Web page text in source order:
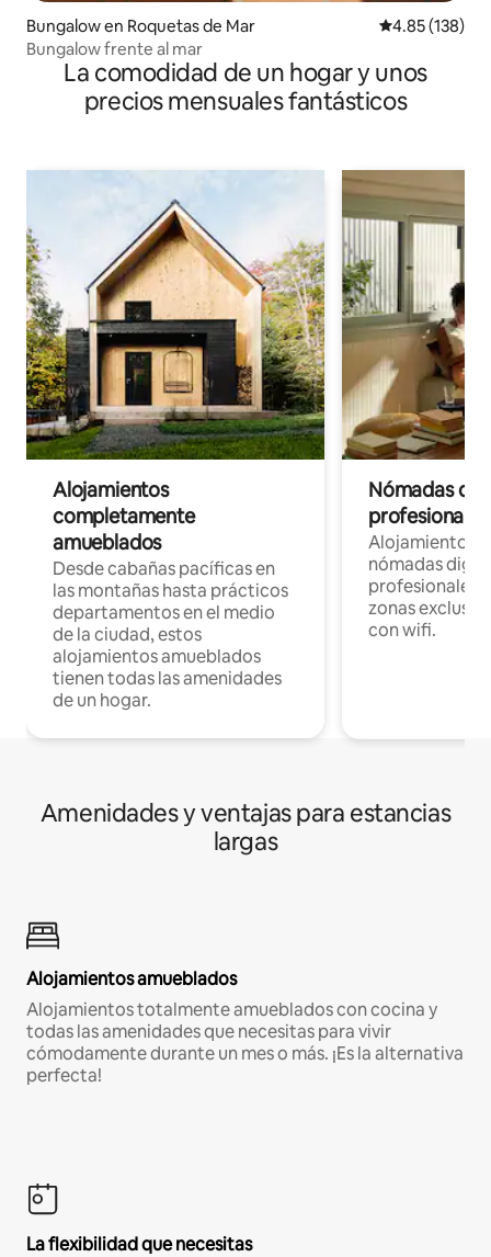
Bungalow en Roquetas de Mar Calificación
4.85 (138)
Bungalow frente al mar
La comodidad de un hogar y unos
precios mensuales fantásticos
Alojamientos
completamente
amueblados
Desde cabañas pacíficas en
las montañas hasta prácticos
departamentos en el medio
de la ciudad, estos
alojamientos amueblados
tienen todas las amenidades
de un hogar.
Nómadas
Alojamientos
nómadas
profesionales
zonas
con wifi.
Amenidades y ventajas para estancias
largas
Alojamientos amueblados
Alojamientos totalmente amueblados con cocina y
todas las amenidades que necesitas para vivir
cómodamente durante un mes o más. ¡Es la alternativa
perfecta!
La flexibilidad que necesitas